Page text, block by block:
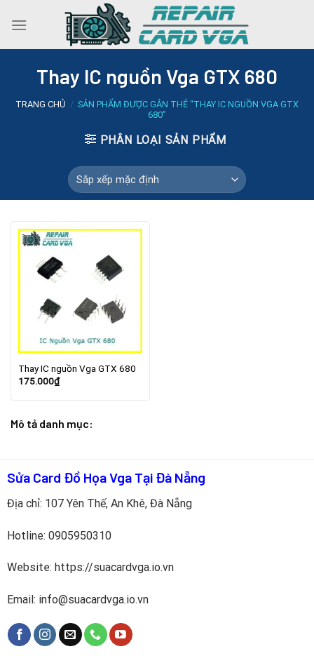
Thay IC nguồn Vga GTX 680
TRANG CHỦ / SẢN PHẨM ĐƯỢC GẮN THẺ “THAY IC NGUỒN VGA GTX
680”
PHÂN LOẠI SẢN PHẨM
Thay IC nguồn Vga GTX 680
175.000₫
Mô tả danh mục:
Sửa Card Đồ Họa Vga Tại Đà Nẵng
Địa chỉ: 107 Yên Thế, An Khê, Đà Nẵng
Hotline: 0905950310
Website: https://suacardvga.io.vn
Email: info@suacardvga.io.vn